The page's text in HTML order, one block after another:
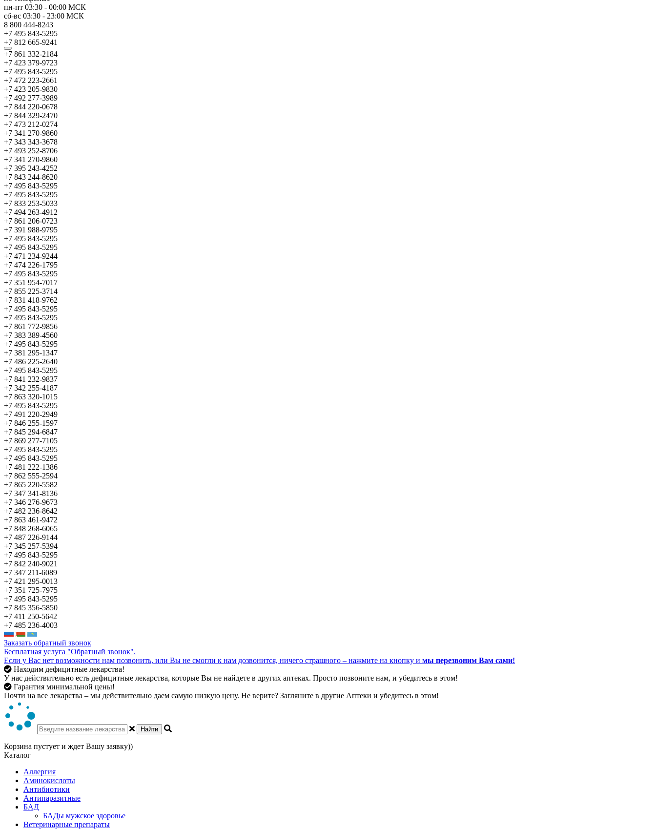
пн-пт 03:30 - 00:00 МСК
сб-вс 03:30 - 23:00 МСК
8 800 444-8243
+7 495 843-5295
+7 812 665-9241
+7 861 332-2184
+7 423 379-9723
+7 495 843-5295
+7 472 223-2661
+7 423 205-9830
+7 492 277-3989
+7 844 220-0678
+7 844 329-2470
+7 473 212-0274
+7 341 270-9860
+7 343 343-3678
+7 493 252-8706
+7 341 270-9860
+7 395 243-4252
+7 843 244-8620
+7 495 843-5295
+7 495 843-5295
+7 833 253-5033
+7 494 263-4912
+7 861 206-0723
+7 391 988-9795
+7 495 843-5295
+7 495 843-5295
+7 471 234-9244
+7 474 226-1795
+7 495 843-5295
+7 351 954-7017
+7 855 225-3714
+7 831 418-9762
+7 495 843-5295
+7 495 843-5295
+7 861 772-9856
+7 383 389-4560
+7 495 843-5295
+7 381 295-1347
+7 486 225-2640
+7 495 843-5295
+7 841 232-9837
+7 342 255-4187
+7 863 320-1015
+7 495 843-5295
+7 491 220-2949
+7 846 255-1597
+7 845 294-6847
+7 869 277-7105
+7 495 843-5295
+7 495 843-5295
+7 481 222-1386
+7 862 555-2594
+7 865 220-5582
+7 347 341-8136
+7 346 276-9673
+7 482 236-8642
+7 863 461-9472
+7 848 268-6065
+7 487 226-9144
+7 345 257-5394
+7 495 843-5295
+7 842 240-9021
+7 347 211-6089
+7 421 295-0013
+7 351 725-7975
+7 495 843-5295
+7 845 356-5850
+7 411 250-5642
+7 485 236-4003
Заказать обратный звонок
Бесплатная услуга "Обратный звонок".
Если у Вас нет возможности нам позвонить, или Вы не смогли к нам дозвонится, ничего страшного – нажмите на кнопку и мы перезвоним Вам сами!
Находим дефицитные лекарства!
У нас действительно есть дефицитные лекарства, которые Вы не найдете в других аптеках. Просто позвоните нам, и убедитесь в этом!
Гарантия минимальной цены!
Почти на все лекарства – мы действительно даем самую низкую цену. Не верите? Загляните в другие Аптеки и убедитесь в этом!
Найти
Корзина пустует и ждет Вашу заявку))
Каталог
Аллергия
Аминокислоты
Антибиотики
Антипаразитные
БАД
БАДы мужское здоровье
Ветеринарные препараты